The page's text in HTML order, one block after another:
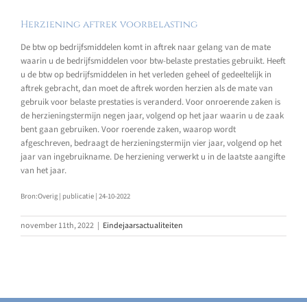
Herziening aftrek voorbelasting
De btw op bedrijfsmiddelen komt in aftrek naar gelang van de mate
waarin u de bedrijfsmiddelen voor btw-belaste prestaties gebruikt. Heeft
u de btw op bedrijfsmiddelen in het verleden geheel of gedeeltelijk in
aftrek gebracht, dan moet de aftrek worden herzien als de mate van
gebruik voor belaste prestaties is veranderd. Voor onroerende zaken is
de herzieningstermijn negen jaar, volgend op het jaar waarin u de zaak
bent gaan gebruiken. Voor roerende zaken, waarop wordt
afgeschreven, bedraagt de herzieningstermijn vier jaar, volgend op het
jaar van ingebruikname. De herziening verwerkt u in de laatste aangifte
van het jaar.
Bron:Overig | publicatie | 24-10-2022
november 11th, 2022 | Eindejaarsactualiteiten